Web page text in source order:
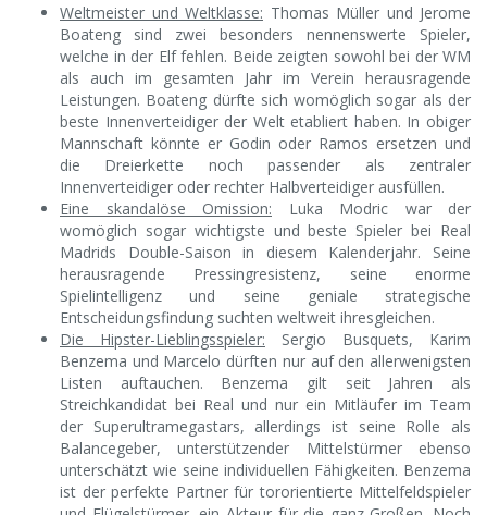
Weltmeister und Weltklasse: Thomas Müller und Jerome
Boateng sind zwei besonders nennenswerte Spieler,
welche in der Elf fehlen. Beide zeigten sowohl bei der WM
als auch im gesamten Jahr im Verein herausragende
Leistungen. Boateng dürfte sich womöglich sogar als der
beste Innenverteidiger der Welt etabliert haben. In obiger
Mannschaft könnte er Godin oder Ramos ersetzen und
die Dreierkette noch passender als zentraler
Innenverteidiger oder rechter Halbverteidiger ausfüllen.
Eine skandalöse Omission: Luka Modric war der
womöglich sogar wichtigste und beste Spieler bei Real
Madrids Double-Saison in diesem Kalenderjahr. Seine
herausragende Pressingresistenz, seine enorme
Spielintelligenz und seine geniale strategische
Entscheidungsfindung suchten weltweit ihresgleichen.
Die Hipster-Lieblingsspieler: Sergio Busquets, Karim
Benzema und Marcelo dürften nur auf den allerwenigsten
Listen auftauchen. Benzema gilt seit Jahren als
Streichkandidat bei Real und nur ein Mitläufer im Team
der Superultramegastars, allerdings ist seine Rolle als
Balancegeber, unterstützender Mittelstürmer ebenso
unterschätzt wie seine individuellen Fähigkeiten. Benzema
ist der perfekte Partner für tororientierte Mittelfeldspieler